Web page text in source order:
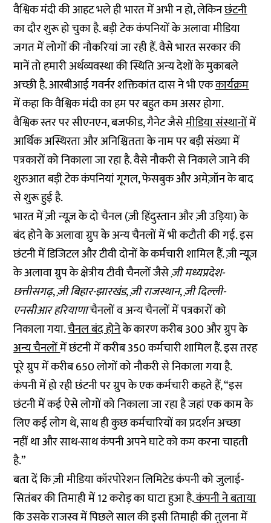
वैश्विक मंदी की आहट भले ही भारत में अभी न‌ हो, लेकिनछंटनी
का दौर शुरू हो चुका है. बड़ी टेक कंपनियों के अलावा मीडिया
जगत में लोगों की नौकरियां जा रही हैं. वैसे भारत सरकार की
मानें तो हमारी अर्थव्यवस्था की स्थिति अन्य देशों के मुकाबले
अच्छी है. आरबीआई गवर्नर शक्तिकांत दास ने भी एककार्यक्रम
में कहा कि वैश्विक मंदी का हम पर बहुत कम असर होगा.
वैश्विक स्तर पर सीएनएन, बजफीड, गैनेट जैसेमीडिया संस्थानोंमें
आर्थिक अस्थिरता और अनिश्चितता के नाम पर बड़ी संख्या में
पत्रकारों को निकाला जा रहा है. वैसे नौकरी से निकाले जाने की
शुरुआत बड़ी टेक कंपनियां गूगल, फेसबुक और अमेज़ॉन के बाद
से शुरू हुई है.
भारत में ज़ी न्यूज़ के दो चैनल (ज़ी हिंदुस्तान और ज़ी उड़िया) के
बंद होने के अलावा ग्रुप के अन्य चैनलों में भी कटौती की गई. इस
छंटनी में डिजिटल और टीवी दोनों के कर्मचारी शामिल हैं. ज़ी न्यूज़
के अलावा ग्रुप के क्षेत्रीय टीवी चैनलों जैसेज़ी मध्यप्रदेश-
छत्तीसगढ़,ज़ी बिहार-झारखंड,ज़ी राजस्थान,ज़ी दिल्ली-
एनसीआर हरियाणाचैनलों व अन्य चैनलों में पत्रकारों को
निकाला गया.चैनल बंद होनेके कारण करीब 300 और ग्रुप के
अन्य चैनलोंमें छंटनी में करीब 350 कर्मचारी शामिल हैं. इस तरह
पूरे ग्रुप में करीब 650 लोगों को नौकरी से निकाला गया है.
कंपनी में हो रही छंटनी पर ग्रुप के एक कर्मचारी कहते हैं, “इस
छंटनी में कई ऐसे लोगों को निकाला जा रहा है जहां एक काम के
लिए कई लोग थे, साथ ही कुछ कर्मचारियों का प्रदर्शन अच्छा
नहीं था और साथ-साथ कंपनी अपने घाटे को कम करना चाहती
है.”
बता दें कि ज़ी मीडिया कॉरपोरेशन लिमिटेड कंपनी को जुलाई-
सितंबर की तिमाही में 12 करोड़ का घाटा हुआ है.कंपनी ने बताया
कि उसके राजस्व में पिछले साल की इसी तिमाही की तुलना में